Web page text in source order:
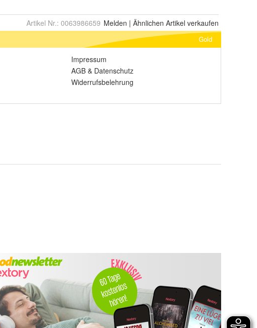
Artikel Nr.: 0063986659 Melden | Ähnlichen Artikel verkaufen
Gold
Impressum
AGB & Datenschutz
Widerrufsbelehrung